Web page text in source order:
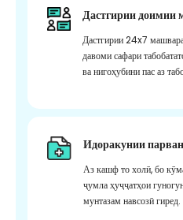
Дастгирии доимии
Дастгирии 24x7
давоми сафари
ва нигоҳубини пас аз
Идоракунии
Аз кашф то холӣ, бо
ҷумла ҳуҷҷатҳои
мунтазам навсозӣ гиред.